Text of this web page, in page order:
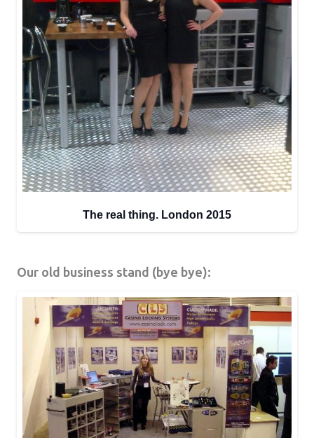
The real thing. London 2015
Our old business stand (bye bye):